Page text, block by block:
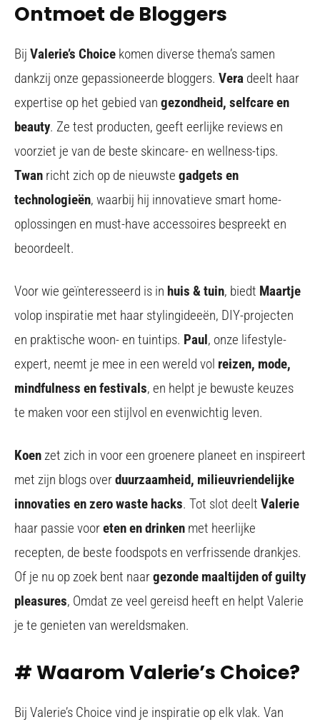
Ontmoet de Bloggers
Bij Valerie’s Choice komen diverse thema’s samen
dankzij onze gepassioneerde bloggers. Vera deelt haar
expertise op het gebied van gezondheid, selfcare en
beauty. Ze test producten, geeft eerlijke reviews en
voorziet je van de beste skincare- en wellness-tips.
Twan richt zich op de nieuwste gadgets en
technologieën, waarbij hij innovatieve smart home-
oplossingen en must-have accessoires bespreekt en
beoordeelt.
Voor wie geïnteresseerd is in huis & tuin, biedt Maartje
volop inspiratie met haar stylingideeën, DIY-projecten
en praktische woon- en tuintips. Paul, onze lifestyle-
expert, neemt je mee in een wereld vol reizen, mode,
mindfulness en festivals, en helpt je bewuste keuzes
te maken voor een stijlvol en evenwichtig leven.
Koenzet zich in voor een groenere planeet en inspireert
met zijn blogs overduurzaamheid, milieuvriendelijke
innovaties en zero waste hacks. Tot slot deelt Valerie
haar passie vooreten en drinken met heerlijke
recepten, de beste foodspots en verfrissende drankjes.
Of je nu op zoek bent naargezonde maaltijden of guilty
pleasures, Omdat ze veel gereisd heeft en helpt Valerie
je te genieten van wereldsmaken.
# Waarom Valerie’s Choice?
Bij Valerie’s Choice vind je inspiratie op elk vlak. Van